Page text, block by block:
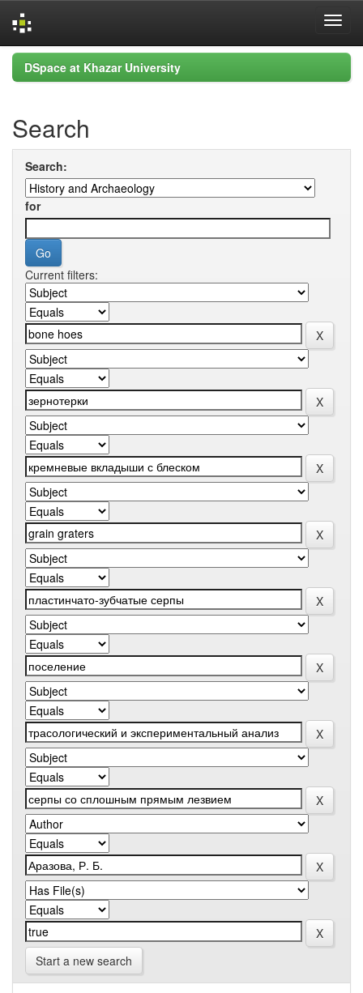
Skip
navigation
DSpace at Khazar University
Search
Search:
for
Current filters:
Start a new search